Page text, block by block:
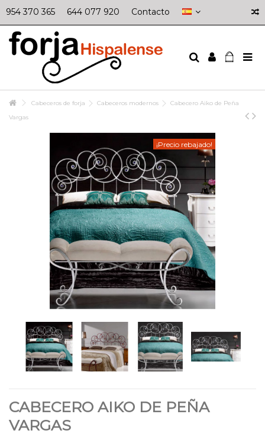
954 370 365 644 077 920 Contacto
Cabeceros de forja Cabeceros modernos
Cabecero Aiko de Peña
Vargas
¡Precio rebajado!
CABECERO AIKO DE PEÑA
VARGAS